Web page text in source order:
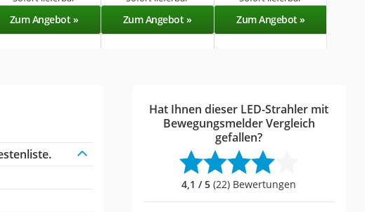
Zum Angebot » Zum Angebot » Zum Angebot »
Hat Ihnen dieser LED-Strahler mit
Bewegungsmelder Vergleich
gefallen?
4,1 / 5 (22) Bewertungen